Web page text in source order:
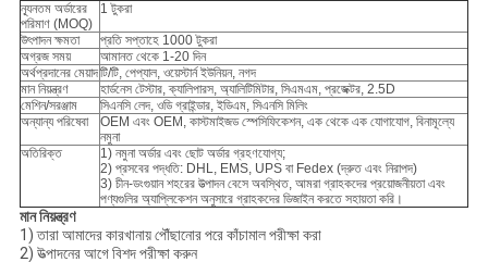
ন্যূনতম অর্ডারের
পরিমাণ (MOQ)
1 টুকরা
উৎপাদন ক্ষমতা
প্রতি সপ্তাহে 1000 টুকরা
অগ্রজ সময়
আমানত থেকে 1-20 দিন
অর্থপ্রদানের মেয়াদটি/টি, পেপ্যাল, ওয়েস্টার্ন ইউনিয়ন, নগদ
মান নিয়ন্ত্রণ
হার্ডনেস টেস্টার, ক্যালিপারস, অ্যালিটিমিটার, সিএমএম, প্রজেক্টর, 2.5D
মেশিন/সরঞ্জাম
সিএনসি লেদ, ওডি গ্রাইন্ডার, ইডিএম, সিএনসি মিলিং
অন্যান্য পরিষেবা
OEM এবং OEM, কাস্টমাইজড স্পেসিফিকেশন, এক থেকে এক যোগাযোগ, বিনামূল্যে
নমুনা
অতিরিক্ত
1) নমুনা অর্ডার এবং ছোট অর্ডার গ্রহণযোগ্য;
2) প্রসবের পদ্ধতি: DHL, EMS, UPS বা Fedex (দ্রুত এবং নিরাপদ)
3) চীন-ডংগুয়ান শহরের উত্পাদন বেসে অবস্থিত, আমরা গ্রাহকদের প্রয়োজনীয়তা এবং
পণ্যগুলির অ্যাপ্লিকেশন অনুসারে গ্রাহকদের ডিজাইন করতে সহায়তা করি।
মান নিয়ন্ত্রণ
1) তারা আমাদের কারখানায় পৌঁছানোর পরে কাঁচামাল পরীক্ষা করা
2) উত্পাদনের আগে বিশদ পরীক্ষা করুন